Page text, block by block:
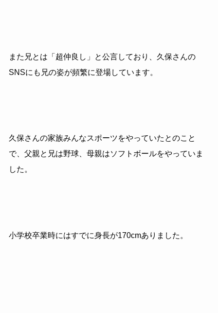
また兄とは「超仲良し」と公言しており、久保さんの
SNSにも兄の姿が頻繁に登場しています。
久保さんの家族みんなスポーツをやっていたとのこと
で、父親と兄は野球、母親はソフトボールをやっていま
した。
小学校卒業時にはすでに身長が170cmありました。